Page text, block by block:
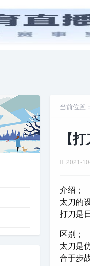
PPT模板 娱乐八卦
当前位置：
【
2021-
介绍；
太刀的
打刀是
区别；
太刀是
合于步